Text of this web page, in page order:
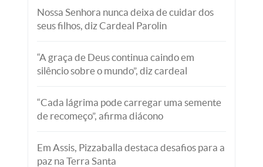
Nossa Senhora nunca deixa de cuidar dos
seus filhos, diz Cardeal Parolin
“A graça de Deus continua caindo em
silêncio sobre o mundo”, diz cardeal
“Cada lágrima pode carregar uma semente
de recomeço”, afirma diácono
Em Assis, Pizzaballa destaca desafios para a
paz na Terra Santa